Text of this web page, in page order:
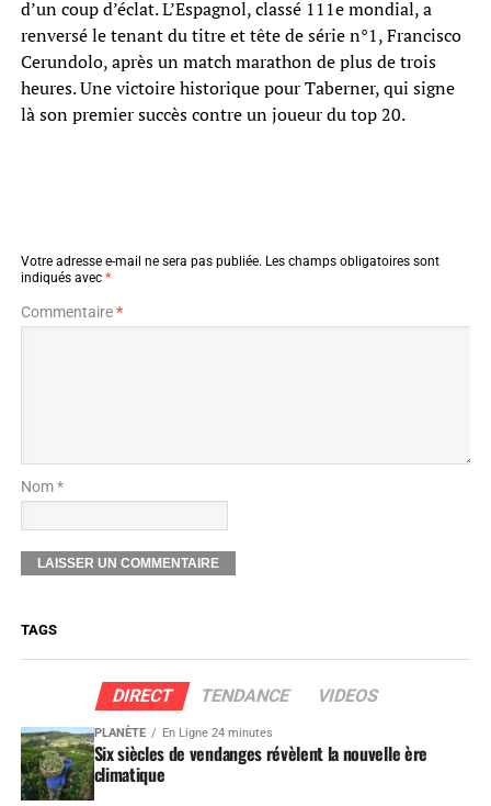
d’un coup d’éclat. L’Espagnol, classé 111e mondial, a
renversé le tenant du titre et tête de série n°1, Francisco
Cerundolo, après un match marathon de plus de trois
heures. Une victoire historique pour Taberner, qui signe
là son premier succès contre un joueur du top 20.
Votre adresse e-mail ne sera pas publiée. Les champs obligatoires sont
indiqués avec *
Commentaire*
Nom *
TAGS
DIRECT TENDANCE VIDEOS
PLANÈTE En Ligne 24 minutes
Six siècles de vendanges révèlent la nouvelle ère
climatique